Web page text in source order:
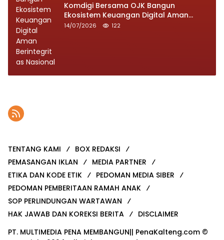
Komdigi Bersama OJK Bangun
Ekosistem Keuangan Digital Aman
Berintegritas Nasional
14/07/2026 122
TENTANG KAMI
BOX REDAKSI
PEMASANGAN IKLAN
MEDIA PARTNER
ETIKA DAN KODE ETIK
PEDOMAN MEDIA SIBER
PEDOMAN PEMBERITAAN RAMAH ANAK
SOP PERLINDUNGAN WARTAWAN
HAK JAWAB DAN KOREKSI BERITA
DISCLAIMER
PT. MULTIMEDIA PENA MEMBANGUN|| PenaKalteng.com ©